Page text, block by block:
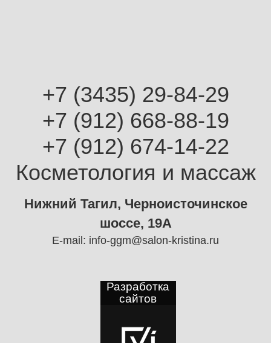
+7 (3435) 29-84-29
+7 (912) 668-88-19
+7 (912) 674-14-22
Косметология и массаж
Нижний Тагил, Черноисточинское
шоссе, 19А
E-mail: info-ggm@salon-kristina.ru
Разработка
сайтов